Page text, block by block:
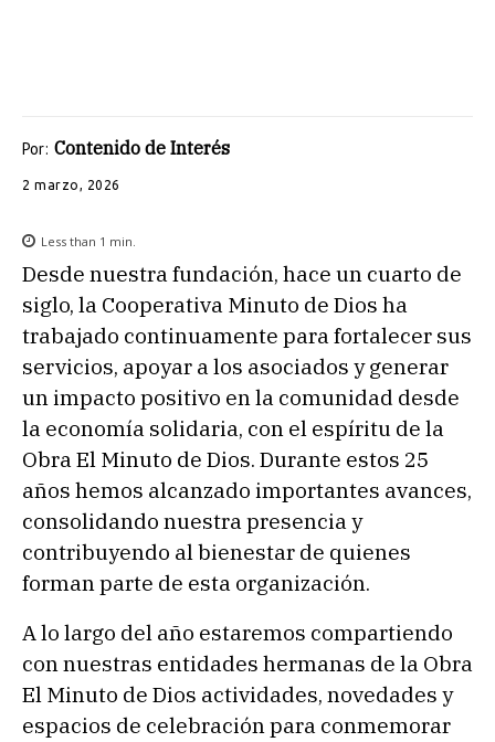
Por: Contenido de Interés
2 marzo, 2026
Less than 1 min.
Desde nuestra fundación, hace un cuarto de
siglo, la Cooperativa Minuto de Dios ha
trabajado continuamente para fortalecer sus
servicios, apoyar a los asociados y generar
un impacto positivo en la comunidad desde
la economía solidaria, con el espíritu de la
Obra El Minuto de Dios. Durante estos 25
años hemos alcanzado importantes avances,
consolidando nuestra presencia y
contribuyendo al bienestar de quienes
forman parte de esta organización.
A lo largo del año estaremos compartiendo
con nuestras entidades hermanas de la Obra
El Minuto de Dios actividades, novedades y
espacios de celebración para conmemorar